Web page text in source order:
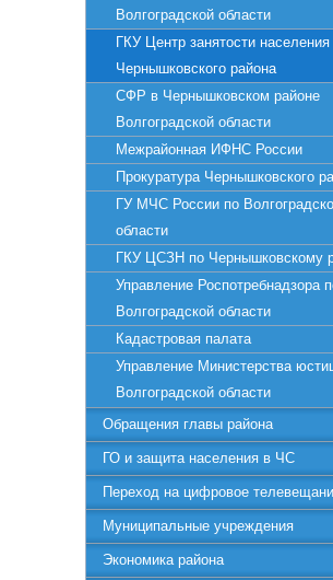
Волгоградской области
ГКУ Центр занятости населения
Чернышковского района
СФР в Чернышковском районе
Волгоградской области
Межрайонная ИФНС России
Прокуратура Чернышковского
ГУ МЧС России по
области
ГКУ ЦСЗН по Чернышковскому
Управление Роспотребнадзора
Волгоградской области
Кадастровая палата
Управление Министерства
Волгоградской области
Обращения главы района
ГО и защита населения в ЧС
Переход на цифровое
Муниципальные учреждения
Экономика района